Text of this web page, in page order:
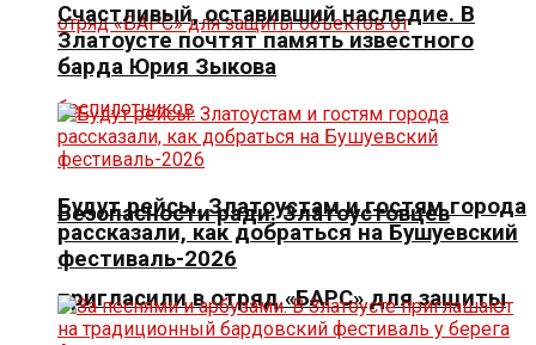
Безопасности ради. Златоустовцев
пригласили в отряд «БАРС» для защиты
Счастливый, оставивший наследие. В
Златоусте почтят память известного
барда Юрия Зыкова
Будут рейсы. Златоустам и гостям города
рассказали, как добраться на Бушуевский
фестиваль-2026